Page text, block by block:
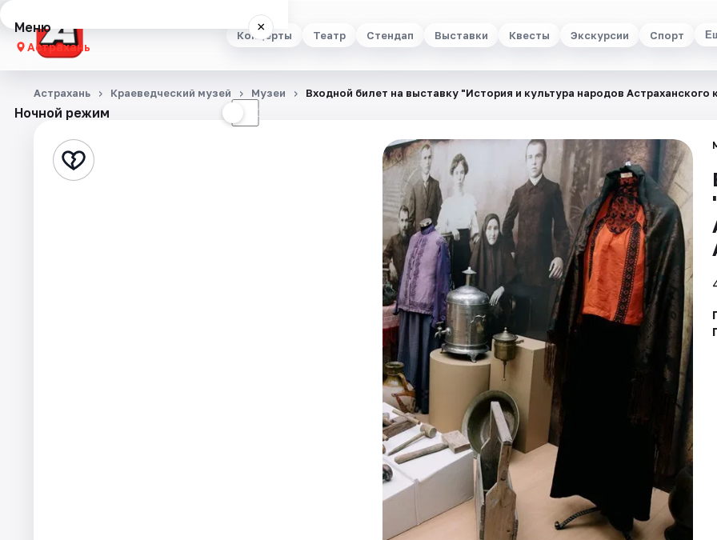
Концерты Театр Стендап Выставки Квесты Экскурсии Спорт
Меню ×
Астрахань
Концерты
Стендап
Ночной режим ☾
Астрахань Краеведческий музей Музеи Входной билет на выставку "История и культура народов Астраханского